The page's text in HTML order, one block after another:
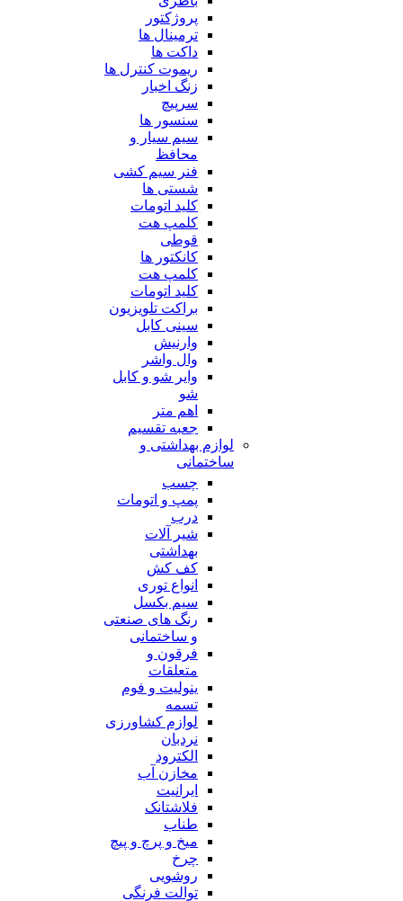
پروژکتور
ترمینال ها
داکت ها
ریموت کنترل ها
زنگ اخبار
سرپیچ
سنسور ها
سیم سیار و
محافظ
فنر سیم کشی
شستی ها
کلید اتومات
کلمپ هت
قوطی
کانکتور ها
کلمپ هت
کلید اتومات
براکت تلویزیون
سینی کابل
وارنیش
وال واشر
وایر شو و کابل
شو
اهم متر
جعبه تقسیم
لوازم بهداشتی و
ساختمانی
چسب
پمپ و اتومات
درب
شیر آلات
بهداشتی
کف کش
انواع توری
سیم بکسل
رنگ های صنعتی
و ساختمانی
فرقون و
متعلقات
ینولیت و فوم
تسمه
لوازم کشاورزی
نردبان
الکترود
مخازن آب
ایرانیت
فلاشتانک
طناب
میخ و پرچ و پیچ
چرخ
روشویی
توالت فرنگی